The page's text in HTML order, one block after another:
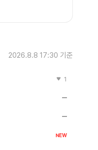
2026.8.8 17:30 기준
1
NEW